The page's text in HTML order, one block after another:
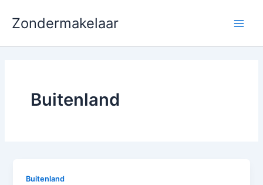
naar
inhoud
Zondermakelaar
Buitenland
Buitenland